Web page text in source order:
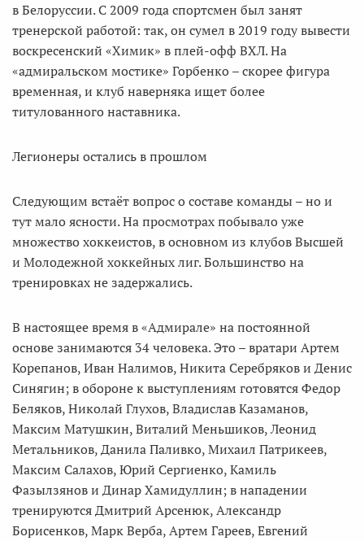
в Белоруссии. С 2009 года спортсмен был занят
тренерской работой: так, он сумел в 2019 году вывести
воскресенский «Химик» в плей-офф ВХЛ. На
«адмиральском мостике» Горбенко – скорее фигура
временная, и клуб наверняка ищет более
титулованного наставника.
Легионеры остались в прошлом
Следующим встаёт вопрос о составе команды – но и
тут мало ясности. На просмотрах побывало уже
множество хоккеистов, в основном из клубов Высшей
и Молодежной хоккейных лиг. Большинство на
тренировках не задержались.
В настоящее время в «Адмирале» на постоянной
основе занимаются 34 человека. Это – вратари Артем
Корепанов, Иван Налимов, Никита Серебряков и Денис
Синягин; в обороне к выступлениям готовятся Федор
Беляков, Николай Глухов, Владислав Казаманов,
Максим Матушкин, Виталий Меньшиков, Леонид
Метальников, Данила Паливко, Михаил Патрикеев,
Максим Салахов, Юрий Сергиенко, Камиль
Фазылзянов и Динар Хамидуллин; в нападении
тренируются Дмитрий Арсенюк, Александр
Борисенков, Марк Верба, Артем Гареев, Евгений